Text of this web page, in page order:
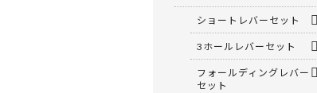
ショートレバーセット
3ホールレバーセット
フォールディングレバー
セット